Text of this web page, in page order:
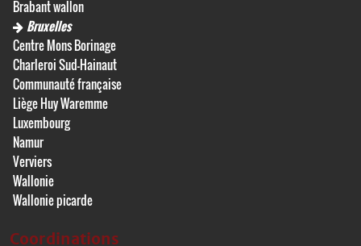
Brabant wallon
Bruxelles
Centre Mons Borinage
Charleroi Sud-Hainaut
Communauté française
Liège Huy Waremme
Luxembourg
Namur
Verviers
Wallonie
Wallonie picarde
Coordinations